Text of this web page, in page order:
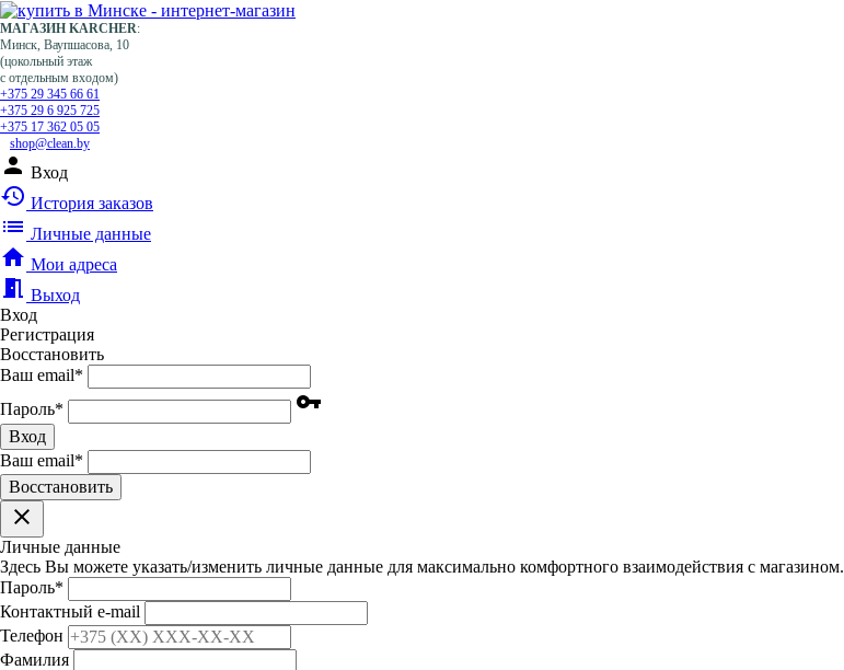
МАГАЗИН KARCHER:
Минск, Ваупшасова, 10
(цокольный этаж
с отдельным входом)
+375 29 345 66 61
+375 29 6 925 725
+375 17 362 05 05
shop@clean.by
person Вход
history История заказов
list Личные данные
home Мои адреса
meeting_room Выход
Вход
Регистрация
Восстановить
Ваш email*
Пароль* vpn_key
Вход
Ваш email*
Воcстановить
clear
Личные данные
Здесь Вы можете указать/изменить личные данные для максимально комфортного взаимодействия с магазином.
Пароль*
Контактный e-mail
Телефон
Фамилия